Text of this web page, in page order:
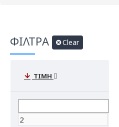
ΦΙΛΤΡΑ Clear
ΤΙΜΗ